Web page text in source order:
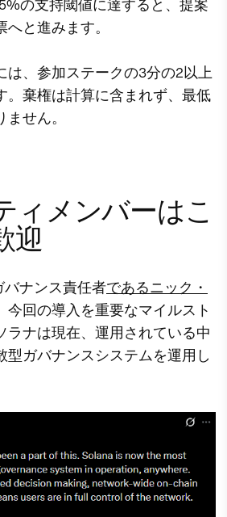
の支持閾値に達すると、提案
と進みます。
は、参加ステークの3分の2以上
。棄権は計算に含まれず、最低
せん。
ィメンバーはこ
迎
バナンス責任者であるニック・
今回の導入を重要なマイルスト
ラナは現在、運用されている中
型ガバナンスシステムを運用し